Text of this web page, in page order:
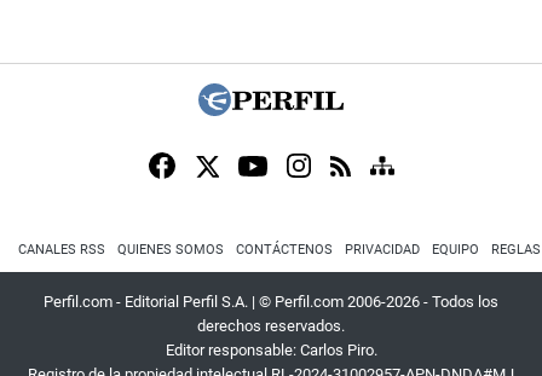
CANALES RSS QUIENES SOMOS CONTÁCTENOS PRIVACIDAD EQUIPO
Perfil.com - Editorial Perfil S.A. | © Perfil.com 2006-2026 - Todos los
derechos reservados.
Editor responsable: Carlos Piro.